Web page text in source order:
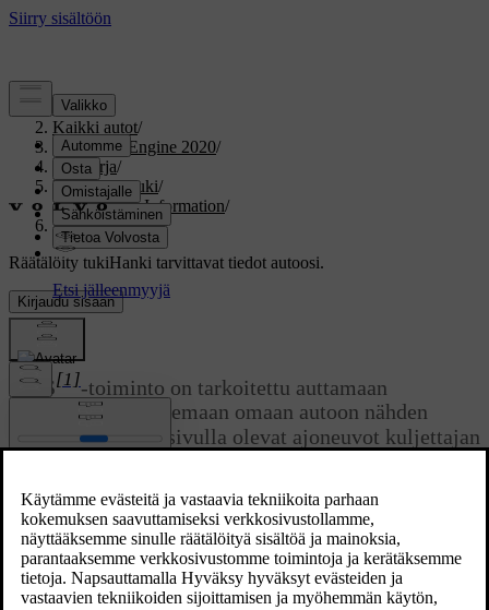
Tuki/
Kaikki autot/
V60 Twin Engine 2020/
Ohjekirja/
Kuljettajan tuki/
Blind Spot Information/
BLIS
Räätälöity tukiHanki tarvittavat tiedot autoosi.
Kirjaudu sisään
Päivitetty 19.03.2020
BLIS*
BLIS[1]-toiminto on tarkoitettu auttamaan
kuljettajaa havaitsemaan omaan autoon nähden
vinosti takana tai sivulla olevat ajoneuvot kuljettajan